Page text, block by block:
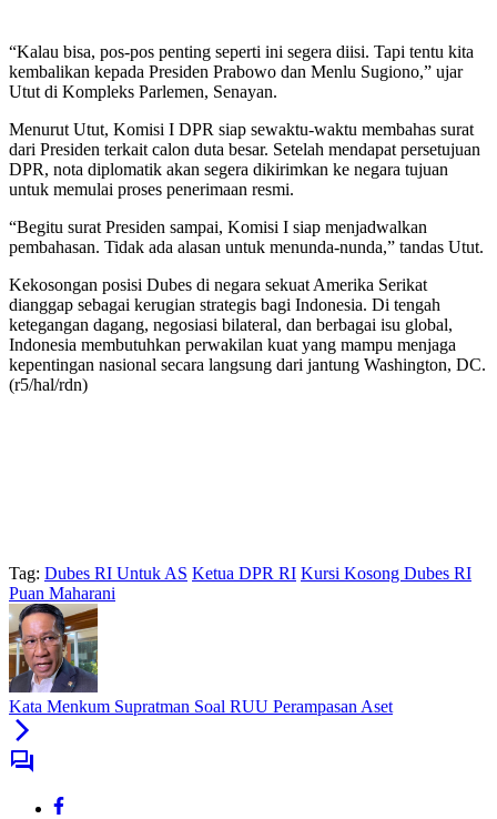
“Kalau bisa, pos-pos penting seperti ini segera diisi. Tapi tentu kita
kembalikan kepada Presiden Prabowo dan Menlu Sugiono,” ujar
Utut di Kompleks Parlemen, Senayan.
Menurut Utut, Komisi I DPR siap sewaktu-waktu membahas surat
dari Presiden terkait calon duta besar. Setelah mendapat persetujuan
DPR, nota diplomatik akan segera dikirimkan ke negara tujuan
untuk memulai proses penerimaan resmi.
“Begitu surat Presiden sampai, Komisi I siap menjadwalkan
pembahasan. Tidak ada alasan untuk menunda-nunda,” tandas Utut.
Kekosongan posisi Dubes di negara sekuat Amerika Serikat
dianggap sebagai kerugian strategis bagi Indonesia. Di tengah
ketegangan dagang, negosiasi bilateral, dan berbagai isu global,
Indonesia membutuhkan perwakilan kuat yang mampu menjaga
kepentingan nasional secara langsung dari jantung Washington, DC.
(r5/hal/rdn)
Tag: Dubes RI Untuk AS Ketua DPR RI Kursi Kosong Dubes RI
Puan Maharani
Kata Menkum Supratman Soal RUU Perampasan Aset